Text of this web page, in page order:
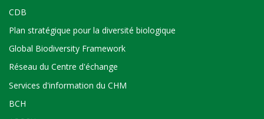
CDB
Plan stratégique pour la diversité biologique
Global Biodiversity Framework
Réseau du Centre d'échange
Services d'information du CHM
BCH